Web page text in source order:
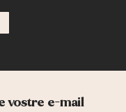
vostre e-mail